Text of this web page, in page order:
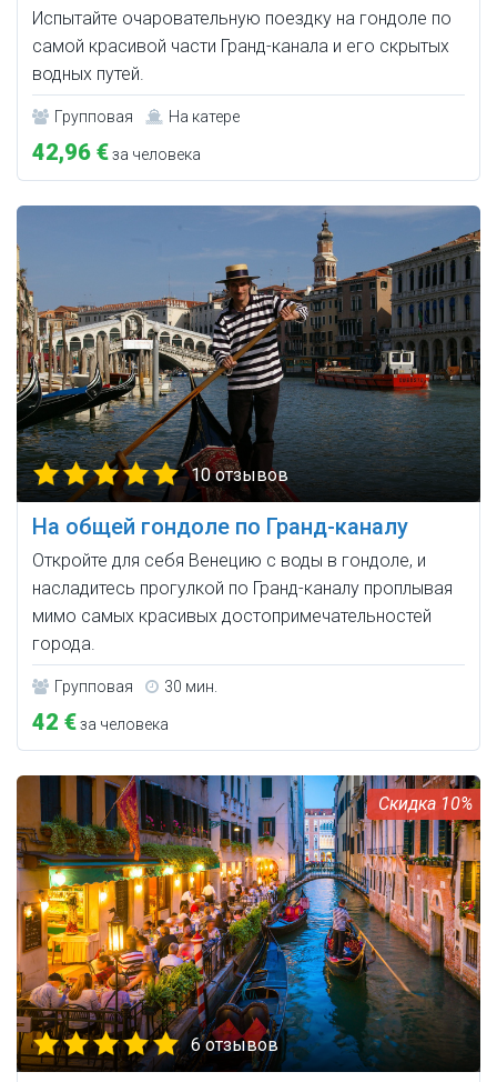
Испытайте очаровательную поездку на гондоле по
самой красивой части Гранд-канала и его скрытых
водных путей.
Групповая На катере
42,96 €за человека
10 отзывов
На общей гондоле по Гранд-каналу
Откройте для себя Венецию с воды в гондоле, и
насладитесь прогулкой по Гранд-каналу проплывая
мимо самых красивых достопримечательностей
города.
Групповая 30 мин.
42 €за человека
10%
6 отзывов